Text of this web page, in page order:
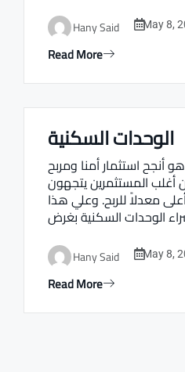
Hany Said May 8,
Read More
Real estate Estate ville
الوحدات السكنية
أنجح استثمار أمنا ومربح
أغلب المستثمرين يتجهون
معدلاً للربح. وعلي هذا
Hany Said May 8,
Read More